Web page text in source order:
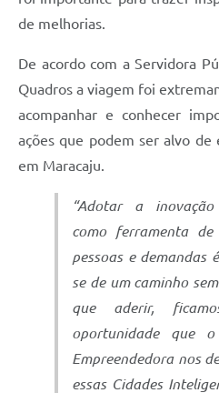
de melhorias.
De acordo com a Servidora
Quadros a viagem foi
acompanhar e conhecer
ações que podem ser alvo de
em Maracaju.
“Adotar a
como ferramenta de
pessoas e demandas
se de um caminho
que aderir,
oportunidade que o
Empreendedora nos
essas Cidades